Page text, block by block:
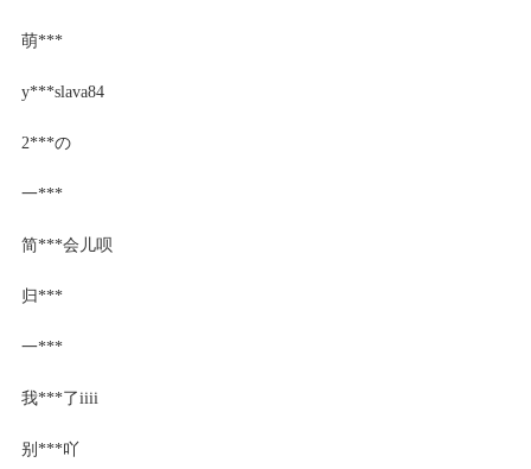
萌***
y***slava84
2***の
一***
简***会儿呗
归***
一***
我***了iiii
别***吖